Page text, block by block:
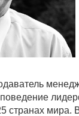
странах мира.